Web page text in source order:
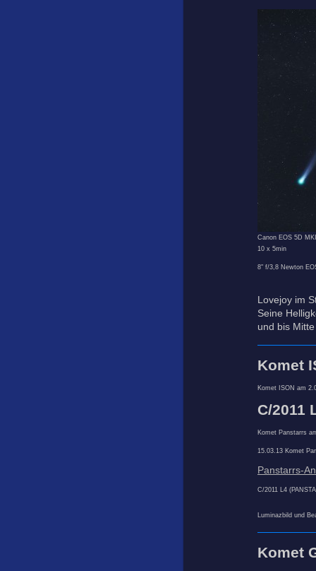
Canon EOS 5D
10 x 5min
8" f/3,8 Newton
Lovejoy im
Seine
und bis
Komet
Komet ISON am
C/2011
Komet Panstarrs
15.03.13 Komet
Panstarrs-
C/2011 L4
Luminazbild und
Komet